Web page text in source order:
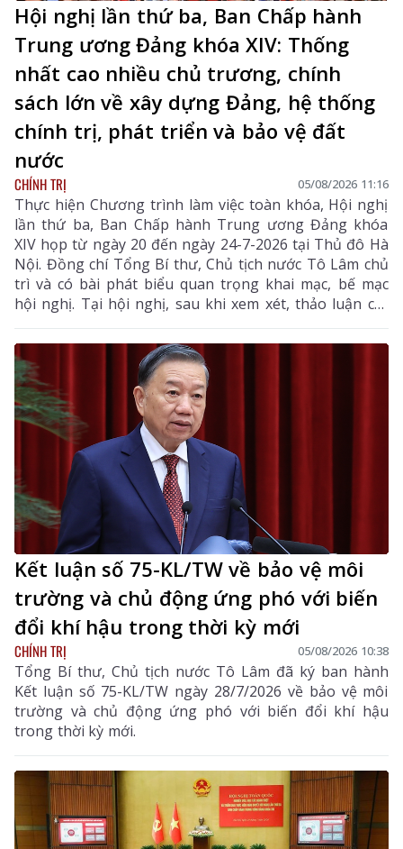
Hội nghị lần thứ ba, Ban Chấp hành
Trung ương Đảng khóa XIV: Thống
nhất cao nhiều chủ trương, chính
sách lớn về xây dựng Đảng, hệ thống
chính trị, phát triển và bảo vệ đất
nước
CHÍNH TRỊ 05/08/2026 11:16
Thực hiện Chương trình làm việc toàn khóa, Hội nghị
lần thứ ba, Ban Chấp hành Trung ương Đảng khóa
XIV họp từ ngày 20 đến ngày 24-7-2026 tại Thủ đô Hà
Nội. Đồng chí Tổng Bí thư, Chủ tịch nước Tô Lâm chủ
trì và có bài phát biểu quan trọng khai mạc, bế mạc
hội nghị. Tại hội nghị, sau khi xem xét, thảo luận các
tờ trình, báo cáo của Bộ Chính trị, Ban Chấp hành
Trung ương đã thống nhất cao nhiều chủ trương,
chính sách lớn về xây dựng Đảng, hệ thống chính trị,
phát triển và bảo vệ đất nước.
Kết luận số 75-KL/TW về bảo vệ môi
trường và chủ động ứng phó với biến
đổi khí hậu trong thời kỳ mới
CHÍNH TRỊ 05/08/2026 10:38
Tổng Bí thư, Chủ tịch nước Tô Lâm đã ký ban hành
Kết luận số 75-KL/TW ngày 28/7/2026 về bảo vệ môi
trường và chủ động ứng phó với biến đổi khí hậu
trong thời kỳ mới.